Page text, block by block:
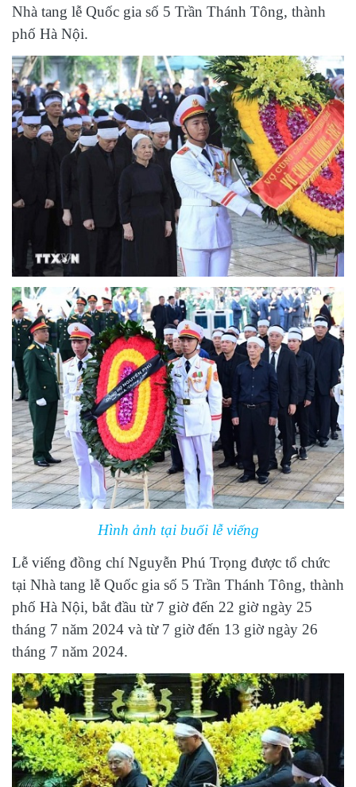
Nhà tang lễ Quốc gia số 5 Trần Thánh Tông, thành
phố Hà Nội.
Hình ảnh tại buổi lễ viếng
Lễ viếng đồng chí Nguyễn Phú Trọng được tổ chức
tại Nhà tang lễ Quốc gia số 5 Trần Thánh Tông, thành
phố Hà Nội, bắt đầu từ 7 giờ đến 22 giờ ngày 25
tháng 7 năm 2024 và từ 7 giờ đến 13 giờ ngày 26
tháng 7 năm 2024.